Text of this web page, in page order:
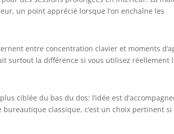
repose-pieds rétractable optimise le
se détendre ou faire une pause au bureau.
un point apprécié lorsque l’on enchaîne les
entre concentration clavier et moments
surtout la différence si vous utilisez réellement
ciblée du bas du dos: l’idée est
classique, c’est un choix pertinent si